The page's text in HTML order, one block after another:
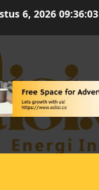
6, 2026 09:36:04